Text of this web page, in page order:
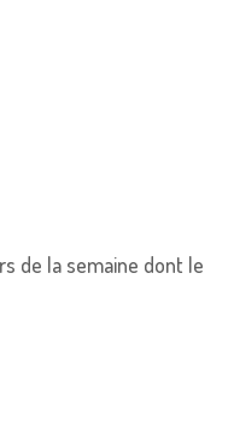
de la semaine dont le